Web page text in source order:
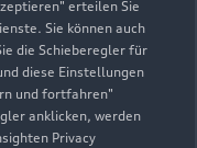
erteilen Sie
Sie können auch
die Schieberegler für
diese Einstellungen
und fortfahren"
anklicken, werden
Privacy